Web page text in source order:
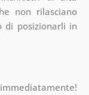
non rilasciano
di posizionarli in